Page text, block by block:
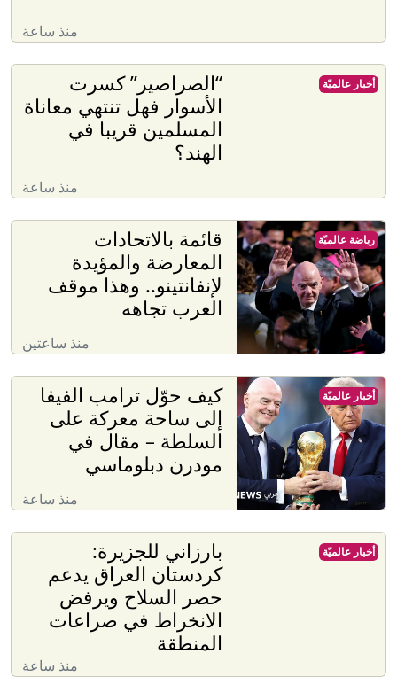
منذ ساعة
“الصراصير” كسرت
الأسوار فهل تنتهي معاناة
المسلمين قريبا في
الهند؟
منذ ساعة
أخبار عالميّة
قائمة بالاتحادات
المعارضة والمؤيدة
لإنفانتينو.. وهذا موقف
العرب تجاهه
منذ ساعتين
رياضة عالميّة
كيف حوّل ترامب الفيفا
إلى ساحة معركة على
السلطة – مقال في
مودرن دبلوماسي
منذ ساعة
أخبار عالميّة
بارزاني للجزيرة:
كردستان العراق يدعم
حصر السلاح ويرفض
الانخراط في صراعات
المنطقة
منذ ساعة
أخبار عالميّة